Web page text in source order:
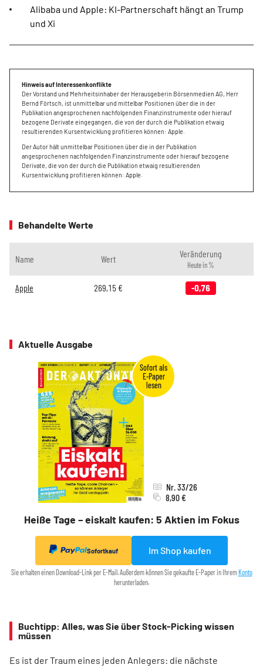
Alibaba und Apple: KI-Partnerschaft hängt an Trump
und Xi
Hinweis auf Interessenkonflikte
Der Vorstand und Mehrheitsinhaber der Herausgeberin Börsenmedien AG, Herr
Bernd Förtsch, ist unmittelbar und mittelbar Positionen über die in der
Publikation angesprochenen nachfolgenden Finanzinstrumente oder hierauf
bezogene Derivate eingegangen, die von der durch die Publikation etwaig
resultierenden Kursentwicklung profitieren können: Apple.
Der Autor hält unmittelbar Positionen über die in der Publikation
angesprochenen nachfolgenden Finanzinstrumente oder hierauf bezogene
Derivate, die von der durch die Publikation etwaig resultierenden
Kursentwicklung profitieren können: Apple.
Behandelte Werte
Name Wert Veränderung
Heute in %
Apple 269,15 € -0,76
Aktuelle Ausgabe
Heiße Tage – eiskalt kaufen: 5 Aktien im Fokus
Nr. 33/26
8,90 €
Sofortkauf Im Shop kaufen
Sie erhalten einen Download-Link per E-Mail. Außerdem können Sie gekaufte E-Paper in Ihrem Konto
herunterladen.
Buchtipp: Alles, was Sie über Stock-Picking wissen
müssen
Es ist der Traum eines jeden Anlegers: die nächste